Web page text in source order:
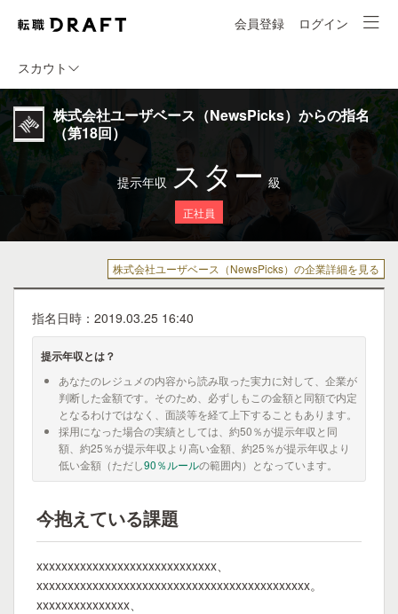
会員登録 ログイン
スカウト
株式会社ユーザベース（NewsPicks）からの指名
（第18回）
提示年収 スター 級
正社員
株式会社ユーザベース（NewsPicks）の企業詳細を見る
指名日時：2019.03.25 16:40
提示年収とは？
あなたのレジュメの内容から読み取った実力に対して、企業が
判断した金額です。そのため、必ずしもこの金額と同額で内定
となるわけではなく、面談等を経て上下することもあります。
採用になった場合の実績としては、約50％が提示年収と同
額、約25％が提示年収より高い金額、約25％が提示年収より
低い金額（ただし90％ルールの範囲内）となっています。
今抱えている課題
xxxxxxxxxxxxxxxxxxxxxxxxxxxxx、
xxxxxxxxxxxxxxxxxxxxxxxxxxxxxxxxxxxxxxxxxxxx。
xxxxxxxxxxxxxxx、